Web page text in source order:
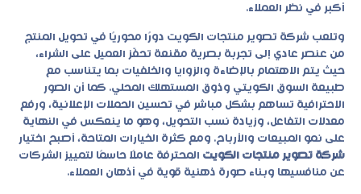
أكبر في نظر العملاء.
وتلعب شركة تصوير منتجات الكويت دورًا محوريًا في تحويل المنتج
من عنصر عادي إلى تجربة بصرية مقنعة تحفّز العميل على الشراء،
حيث يتم الاهتمام بالإضاءة والزوايا والخلفيات بما يتناسب مع
طبيعة السوق الكويتي وذوق المستهلك المحلي. كما أن الصور
الاحترافية تساهم بشكل مباشر في تحسين الحملات الإعلانية، ورفع
معدلات التفاعل، وزيادة نسب التحويل، وهو ما ينعكس في النهاية
على نمو المبيعات والأرباح. ومع كثرة الخيارات المتاحة، أصبح اختيار
شركة تصوير منتجات الكويت المحترفة عاملًا حاسمًا لتمييز الشركات
عن منافسيها وبناء صورة ذهنية قوية في أذهان العملاء.